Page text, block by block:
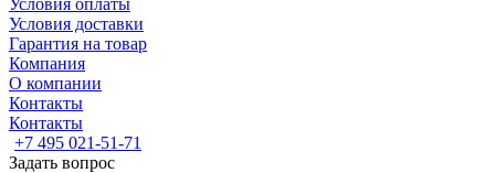
Условия оплаты
Условия доставки
Гарантия на товар
Компания
О компании
Контакты
Контакты
+7 495 021-51-71
Задать вопрос